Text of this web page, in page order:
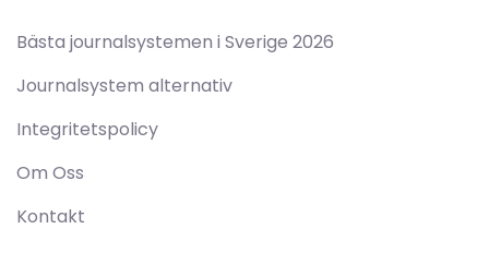
Bästa journalsystemen i Sverige 2026
Journalsystem alternativ
Integritetspolicy
Om Oss
Kontakt